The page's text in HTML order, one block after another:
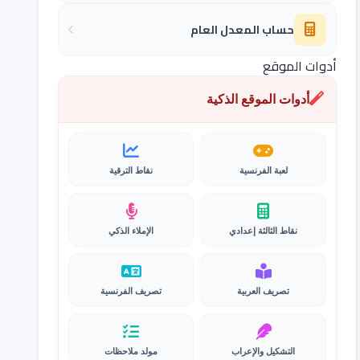
حساب المعدل العام
أدوات الموقع
أدوات الموقع الذكية
لعبة الفرنسية نقاط الترقية
نقاط الثالثة إعدادي الإملاء الذكي
تصريف العربية تصريف الفرنسية
التشكيل والإعراب مولد ملاحظات